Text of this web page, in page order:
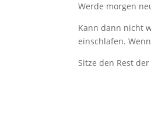
Werde morgen
Kann dann nicht
einschlafen.
Sitze den Rest